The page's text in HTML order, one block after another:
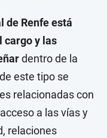
de Renfe está
cargo y las
dentro de la
este tipo se
relacionadas con
a las vías y
relaciones